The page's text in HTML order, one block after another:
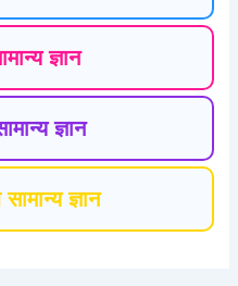
ज्ञान
ज्ञान
ज्ञान